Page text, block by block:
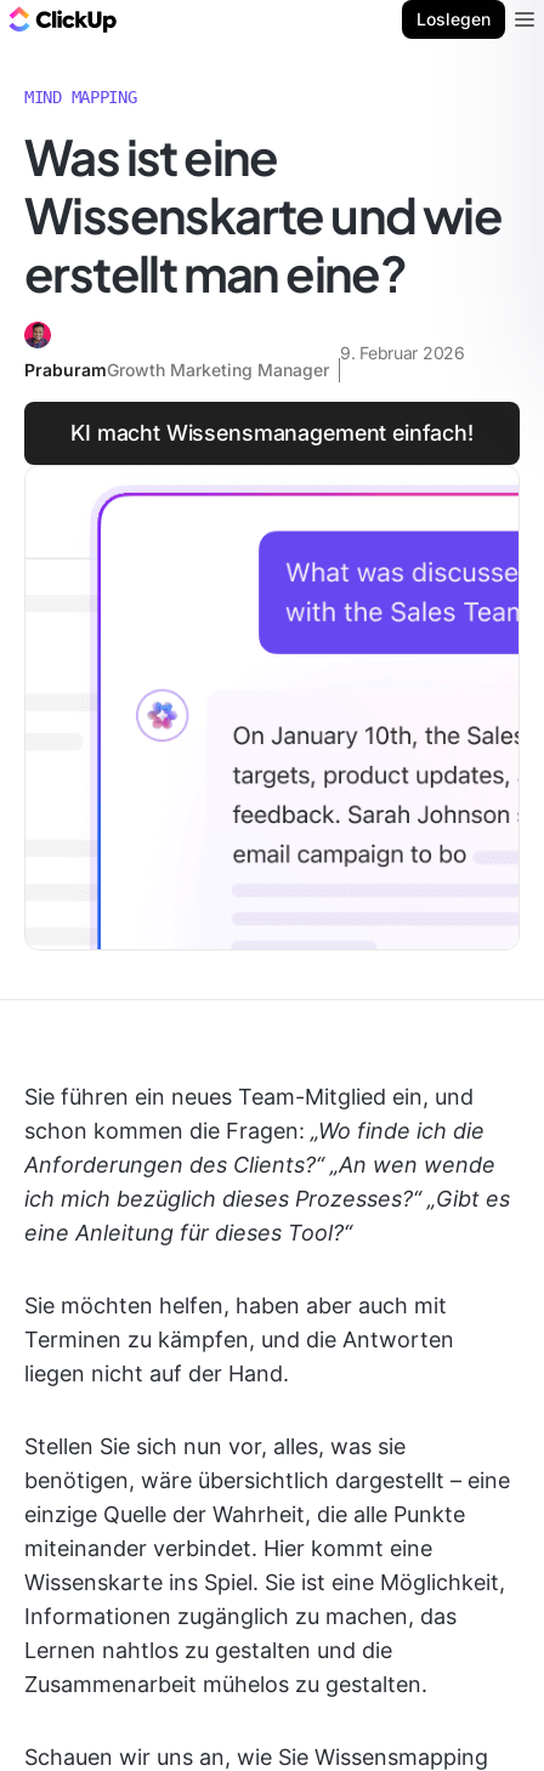
Loslegen
MIND MAPPING
Was ist eine
Wissenskarte und wie
erstellt man eine?
PraburamGrowth Marketing Manager
9. Februar 2026
KI macht Wissensmanagement einfach!
Sie führen ein neues Team-Mitglied ein, und
schon kommen die Fragen: „Wo finde ich die
Anforderungen des Clients?“ „An wen wende
ich mich bezüglich dieses Prozesses?“ „Gibt es
eine Anleitung für dieses Tool?“
Sie möchten helfen, haben aber auch mit
Terminen zu kämpfen, und die Antworten
liegen nicht auf der Hand.
Stellen Sie sich nun vor, alles, was sie
benötigen, wäre übersichtlich dargestellt – eine
einzige Quelle der Wahrheit, die alle Punkte
miteinander verbindet. Hier kommt eine
Wissenskarte ins Spiel. Sie ist eine Möglichkeit,
Informationen zugänglich zu machen, das
Lernen nahtlos zu gestalten und die
Zusammenarbeit mühelos zu gestalten.
Schauen wir uns an, wie Sie Wissensmapping